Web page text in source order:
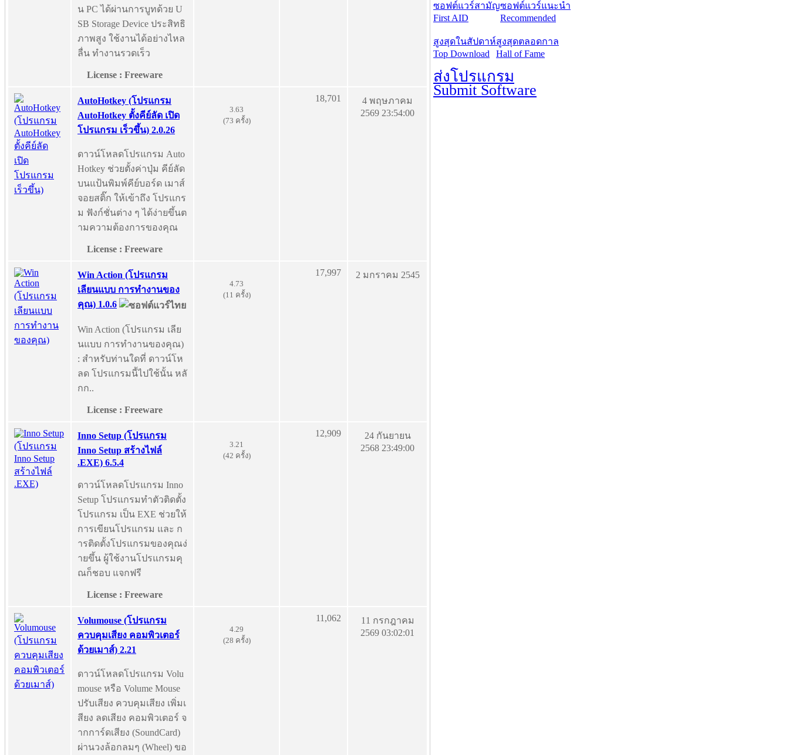
น PC ได้ผ่านการบูทด้วย U
SB Storage Device ประสิทธิ
ภาพสูง ใช้งานได้อย่างไหล
ลื่น ทำงานรวดเร็ว
License : Freeware
AutoHotkey (โปรแกรม
AutoHotkey ตั้งคีย์ลัด เปิด
โปรแกรม เร็วขึ้น) 2.0.26
ดาวน์โหลดโปรแกรม Auto
Hotkey ช่วยตั้งค่าปุ่ม คีย์ลัด
บนแป้นพิมพ์คีย์บอร์ด เมาส์
จอยสติ๊ก ให้เข้าถึง โปรแกร
ม ฟังก์ชั่นต่าง ๆ ได้ง่ายขึ้นต
ามความต้องการของคุณ
License : Freeware
3.63
(73 ครั้ง)
18,701
4 พฤษภาคม
2569 23:54:00
Win Action (โปรแกรม
เลียนแบบ การทำงานของ
คุณ) 1.0.6
Win Action (โปรแกรม เลีย
นแบบ การทำงานของคุณ)
: สำหรับท่านใดที่ ดาวน์โห
ลด โปรแกรมนี้ไปใช้นั้น หลั
กก..
License : Freeware
4.73
(11 ครั้ง)
17,997 2 มกราคม 2545
Inno Setup (โปรแกรม
Inno Setup สร้างไฟล์
.EXE) 6.5.4
ดาวน์โหลดโปรแกรม Inno
Setup โปรแกรมทำตัวติดตั้ง
โปรแกรม เป็น EXE ช่วยให้
การเขียนโปรแกรม และ ก
ารติดตั้งโปรแกรมของคุณง่
ายขึ้น ผู้ใช้งานโปรแกรมคุ
ณก็ชอบ แจกฟรี
License : Freeware
3.21
(42 ครั้ง)
12,909
24 กันยายน
2568 23:49:00
Volumouse (โปรแกรม
ควบคุมเสียง คอมพิวเตอร์
ด้วยเมาส์) 2.21
ดาวน์โหลดโปรแกรม Volu
mouse หรือ Volume Mouse
ปรับเสียง ควบคุมเสียง เพิ่มเ
สียง ลดเสียง คอมพิวเตอร์ จ
ากการ์ดเสียง (SoundCard)
ผ่านวงล้อกลมๆ (Wheel) ขอ
4.29
(28 ครั้ง)
11,062
11 กรกฎาคม
2569 03:02:01
ซอฟต์แวร์สามัญ
First AID
ซอฟต์แวร์แนะนำ
Recommended
สูงสุดในสัปดาห์
Top Download
สูงสุดตลอดกาล
Hall of Fame
ส่งโปรแกรม
Submit Software